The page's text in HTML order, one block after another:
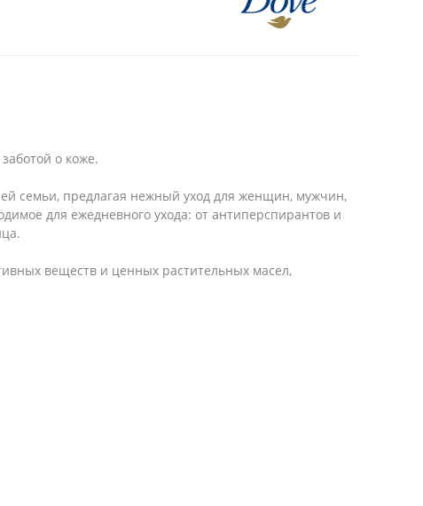
о коже.
семьи, предлагая нежный уход для женщин, мужчин,
для ежедневного ухода: от антиперспирантов и
веществ и ценных растительных масел,